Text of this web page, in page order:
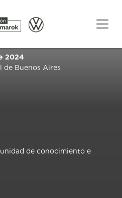
2024
de Buenos Aires
de conocimiento e